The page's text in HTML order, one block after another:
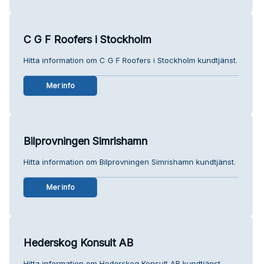
C G F Roofers i Stockholm
Hitta information om C G F Roofers i Stockholm kundtjänst.
Mer info
Bilprovningen Simrishamn
Hitta information om Bilprovningen Simrishamn kundtjänst.
Mer info
Hederskog Konsult AB